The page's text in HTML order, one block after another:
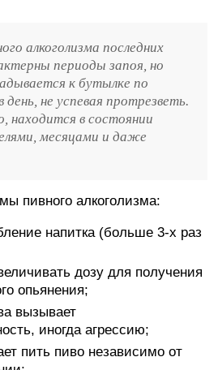
алкоголизма последних
периоды запоя, но
к бутылке по
день, не успевая протрезветь.
находится в состоянии
месяцами и даже
пивного алкоголизма:
напитка (больше 3-х раз
дозу для получения
опьянения;
вызывает
иногда агрессию;
пить пиво независимо от